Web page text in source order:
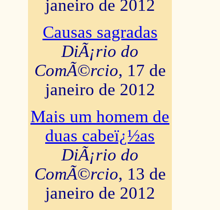
janeiro de 2012
Causas sagradas
DiÃ¡rio do
ComÃ©rcio, 17 de
janeiro de 2012
Mais um homem de
duas cabeï¿½as
DiÃ¡rio do
ComÃ©rcio, 13 de
janeiro de 2012